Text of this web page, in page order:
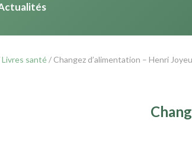
Livres santé/ Changez d’alimentation – Henri